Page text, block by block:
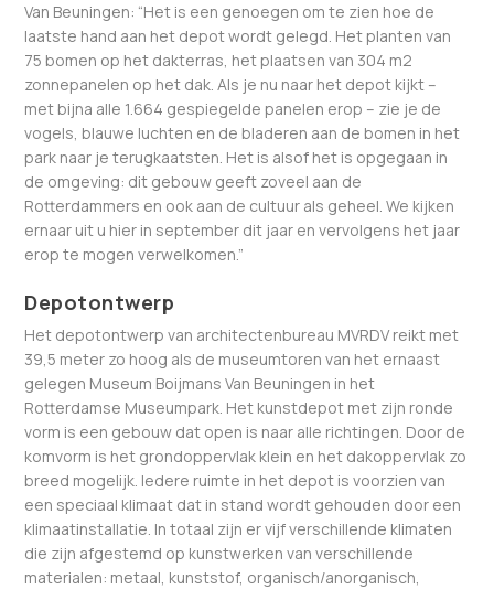
Van Beuningen: “Het is een genoegen om te zien hoe de
laatste hand aan het depot wordt gelegd. Het planten van
75 bomen op het dakterras, het plaatsen van 304 m2
zonnepanelen op het dak. Als je nu naar het depot kijkt –
met bijna alle 1.664 gespiegelde panelen erop – zie je de
vogels, blauwe luchten en de bladeren aan de bomen in het
park naar je terugkaatsten. Het is alsof het is opgegaan in
de omgeving: dit gebouw geeft zoveel aan de
Rotterdammers en ook aan de cultuur als geheel. We kijken
ernaar uit u hier in september dit jaar en vervolgens het jaar
erop te mogen verwelkomen.”
Depotontwerp
Het depotontwerp van architectenbureau MVRDV reikt met
39,5 meter zo hoog als de museumtoren van het ernaast
gelegen Museum Boijmans Van Beuningen in het
Rotterdamse Museumpark. Het kunstdepot met zijn ronde
vorm is een gebouw dat open is naar alle richtingen. Door de
komvorm is het grondoppervlak klein en het dakoppervlak zo
breed mogelijk. Iedere ruimte in het depot is voorzien van
een speciaal klimaat dat in stand wordt gehouden door een
klimaatinstallatie. In totaal zijn er vijf verschillende klimaten
die zijn afgestemd op kunstwerken van verschillende
materialen: metaal, kunststof, organisch/anorganisch,